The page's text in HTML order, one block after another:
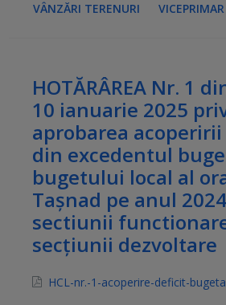
VÂNZĂRI TERENURI
VICEPRIMAR
HOTĂRÂREA Nr. 1
10 ianuarie 2025
aprobarea
din excedentul
bugetului local al
Tașnad pe anul
sectiunii
secțiunii dezvoltare
HCL-nr.-1-acoperire-deficit-